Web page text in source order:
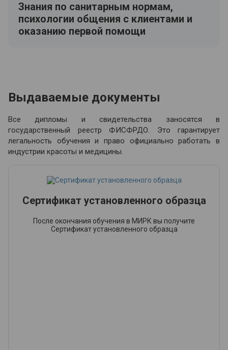
Знания по санитарным нормам,
психологии общения с клиентами и
оказанию первой помощи
Выдаваемые документы
Все дипломы и свидетельства заносятся в
государственный реестр ФИСФРДО. Это гарантирует
легальность обучения и право официально работать в
индустрии красоты и медицины.
Сертификат установленного образца
После окончания обучения в МИРК вы получите
Сертификат установленного образца